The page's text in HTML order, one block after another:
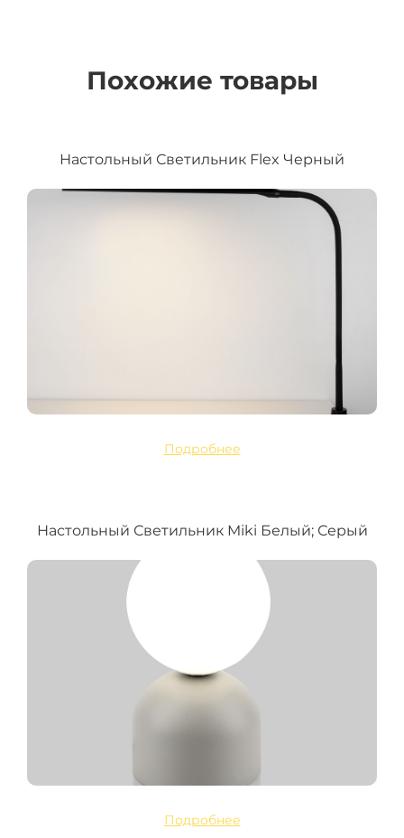
Похожие товары
Настольный Светильник Flex Черный
Подробнее
Настольный Светильник Miki Белый; Серый
Подробнее